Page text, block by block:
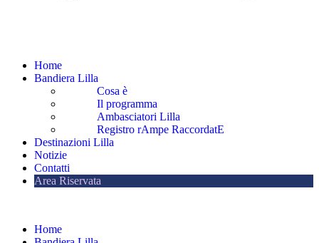
Home
Bandiera Lilla
Cosa è
Il programma
Ambasciatori Lilla
Registro rAmpe RaccordatE
Destinazioni Lilla
Notizie
Contatti
Area Riservata
Home